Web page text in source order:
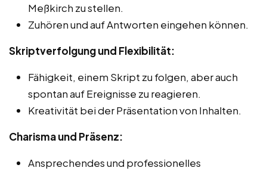
Meßkirch zu stellen.
Zuhören und auf Antworten eingehen können.
Skriptverfolgung und Flexibilität:
Fähigkeit, einem Skript zu folgen, aber auch
spontan auf Ereignisse zu reagieren.
Kreativität bei der Präsentation von Inhalten.
Charisma und Präsenz:
Ansprechendes und professionelles